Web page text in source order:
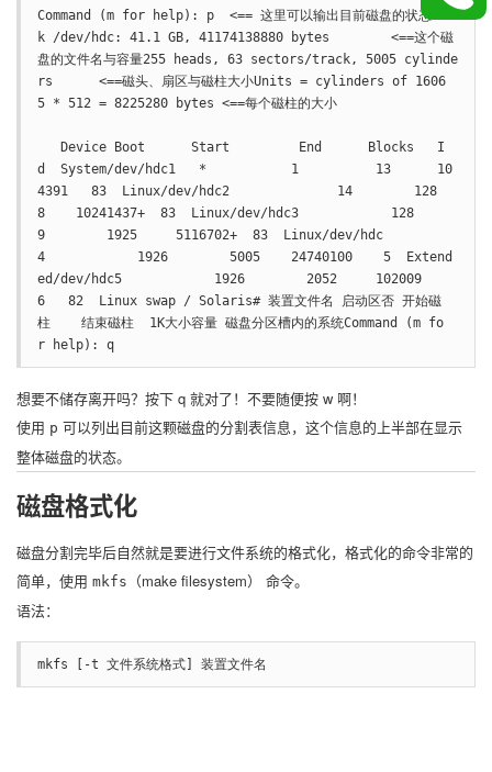
Command (m for help): p  <== 这里可以输出目前磁盘的状态Dis
k /dev/hdc: 41.1 GB, 41174138880 bytes        <==这个磁
盘的文件名与容量255 heads, 63 sectors/track, 5005 cylinde
rs      <==磁头、扇区与磁柱大小Units = cylinders of 1606
5 * 512 = 8225280 bytes <==每个磁柱的大小
Device Boot      Start         End      Blocks   I
d  System/dev/hdc1   *           1          13      10
4391   83  Linux/dev/hdc2              14        128
8    10241437+  83  Linux/dev/hdc3            128
9        1925     5116702+  83  Linux/dev/hdc
4            1926        5005    24740100    5  Extend
ed/dev/hdc5            1926        2052     102009
6   82  Linux swap / Solaris# 装置文件名 启动区否 开始磁
柱    结束磁柱  1K大小容量 磁盘分区槽内的系统Command (m fo
r help): q
想要不储存离开吗？按下 q 就对了！不要随便按 w 啊！
使用 p 可以列出目前这颗磁盘的分割表信息，这个信息的上半部在显示
整体磁盘的状态。
磁盘格式化
磁盘分割完毕后自然就是要进行文件系统的格式化，格式化的命令非常的
简单，使用 mkfs
（make filesystem） 命令。
语法：
mkfs [-t 文件系统格式] 装置文件名